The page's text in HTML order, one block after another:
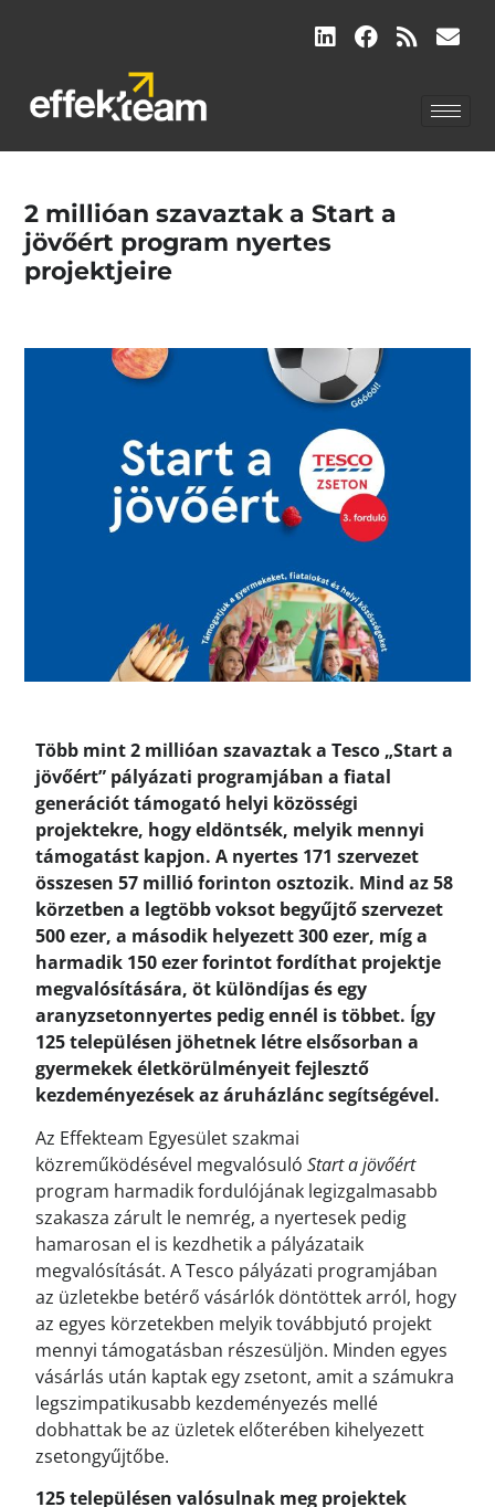
2 millióan szavaztak a Start a
jövőért program nyertes
projektjeire
Több mint 2 millióan szavaztak a Tesco „Start a
jövőért” pályázati programjában a fiatal
generációt támogató helyi közösségi
projektekre, hogy eldöntsék, melyik mennyi
támogatást kapjon. A nyertes 171 szervezet
összesen 57 millió forinton osztozik. Mind az 58
körzetben a legtöbb voksot begyűjtő szervezet
500 ezer, a második helyezett 300 ezer, míg a
harmadik 150 ezer forintot fordíthat projektje
megvalósítására, öt különdíjas és egy
aranyzsetonnyertes pedig ennél is többet. Így
125 településen jöhetnek létre elsősorban a
gyermekek életkörülményeit fejlesztő
kezdeményezések az áruházlánc segítségével.
Az Effekteam Egyesület szakmai
közreműködésével megvalósulóStart a jövőért
program harmadik fordulójának legizgalmasabb
szakasza zárult le nemrég, a nyertesek pedig
hamarosan el is kezdhetik a pályázataik
megvalósítását. A Tesco pályázati programjában
az üzletekbe betérő vásárlók döntöttek arról, hogy
az egyes körzetekben melyik továbbjutó projekt
mennyi támogatásban részesüljön. Minden egyes
vásárlás után kaptak egy zsetont, amit a számukra
legszimpatikusabb kezdeményezés mellé
dobhattak be az üzletek előterében kihelyezett
zsetongyűjtőbe.
125 településen valósulnak meg projektek